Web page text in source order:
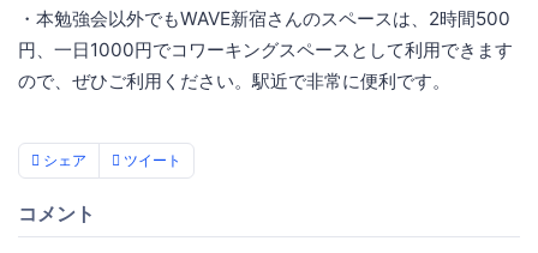
・本勉強会以外でもWAVE新宿さんのスペースは、2時間500
円、一日1000円でコワーキングスペースとして利用できます
ので、ぜひご利用ください。駅近で非常に便利です。
シェア ツイート
コメント